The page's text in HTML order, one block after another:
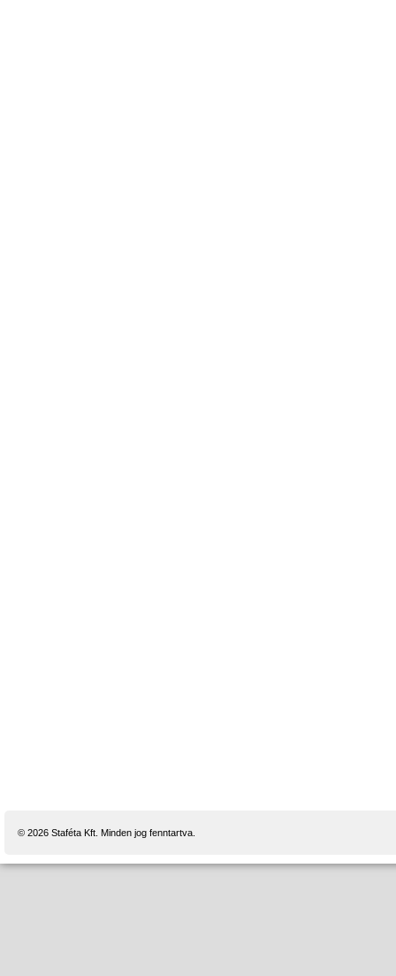
© 2026 Staféta Kft. Minden jog fenntartva.